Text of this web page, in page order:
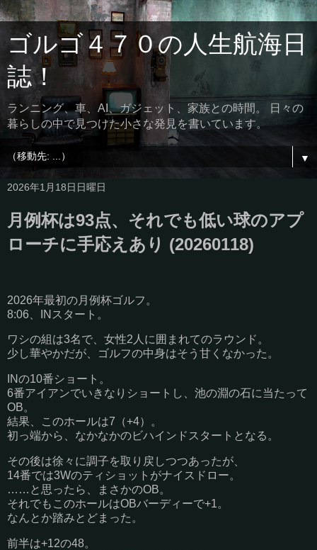
ゴルゴ４７０の人生航海日
誌！
ランニング、車、AI、ガジェット、家族との時間。 日々の
暮らしの中で見つけた小さな発見を書いています。
▼
2026年1月18日日曜日
月例杯は93点、それでも低い球のアプ
ローチに手応えあり (20260118)
2026年最初の月例杯ゴルフ。
8:06、INスタート。
ワシの組は3名で、女性2人に囲まれてのラウンド。
少し華やかだが、ゴルフの中身はそう甘くなかった。
INの10番ショート。
6番アイアンでいきなりショートし、池の淵の石に当たって
OB。
結果、このホールは7（+4）。
初っ端から、なかなかのビハインドスタートとなる。
その後は徐々に調子を取り戻しつつあったが、
14番では3Wのティショットがナイスドロー。
……と思ったら、まさかのOB。
それでもこのホールはOBバーディーで+1。
なんとか踏みとどまった。
前半は+12の48。